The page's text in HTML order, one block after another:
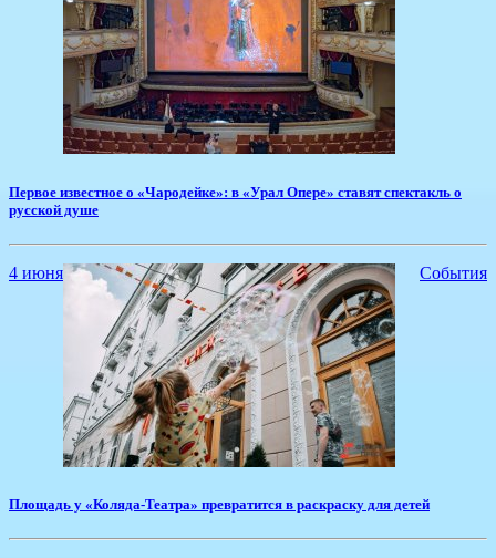
Первое известное о «Чародейке»: в «Урал Опере» ставят спектакль о
русской душе
4 июня События
​Площадь у «Коляда-Театра» превратится в раскраску для детей